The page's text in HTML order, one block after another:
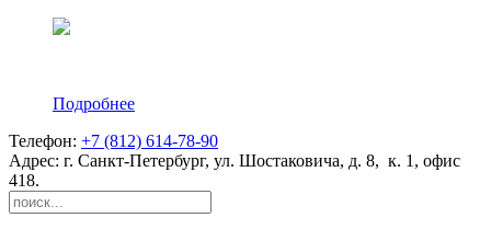
Подробнее
Телефон: +7 (812) 614-78-90
Адрес: г. Санкт-Петербург, ул. Шостаковича, д. 8, к. 1, офис
418.